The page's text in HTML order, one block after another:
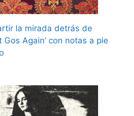
la mirada detrás de
Gos Again’ con notas a pie